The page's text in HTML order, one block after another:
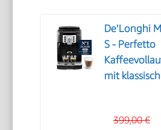
De’Longhi
S - Perfetto
mit
Cappuccino
399,00 €